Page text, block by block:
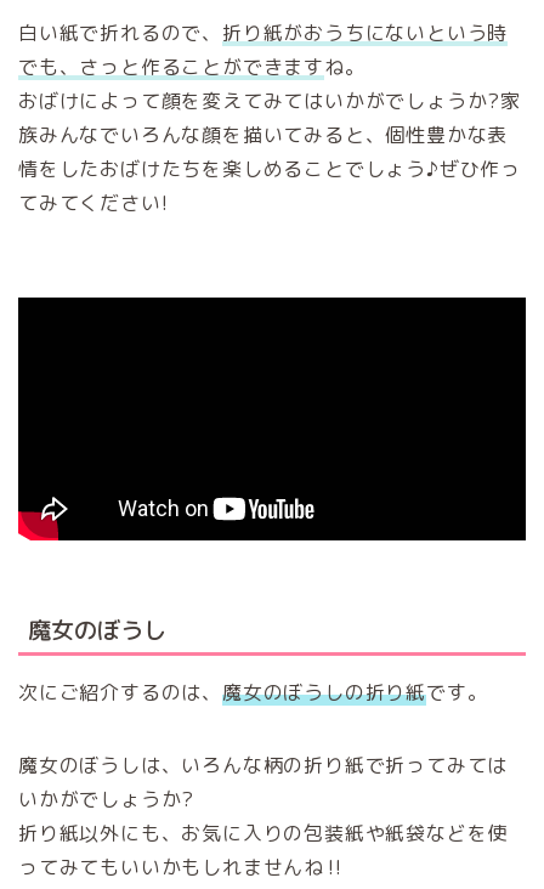
白い紙で折れるので、 折り紙がおうちにないという時
でも、さっと作ることができますね。
おばけによって顔を変えてみてはいかがでしょうか?家
族みんなでいろんな顔を描いてみると、個性豊かな表
情をしたおばけたちを楽しめることでしょう♪ぜひ作っ
てみてください!
魔女のぼうし
次にご紹介するのは、 魔女のぼうしの折り紙です。
魔女のぼうしは、いろんな柄の折り紙で折ってみては
いかがでしょうか?
折り紙以外にも、お気に入りの包装紙や紙袋などを使
ってみてもいいかもしれませんね‼︎